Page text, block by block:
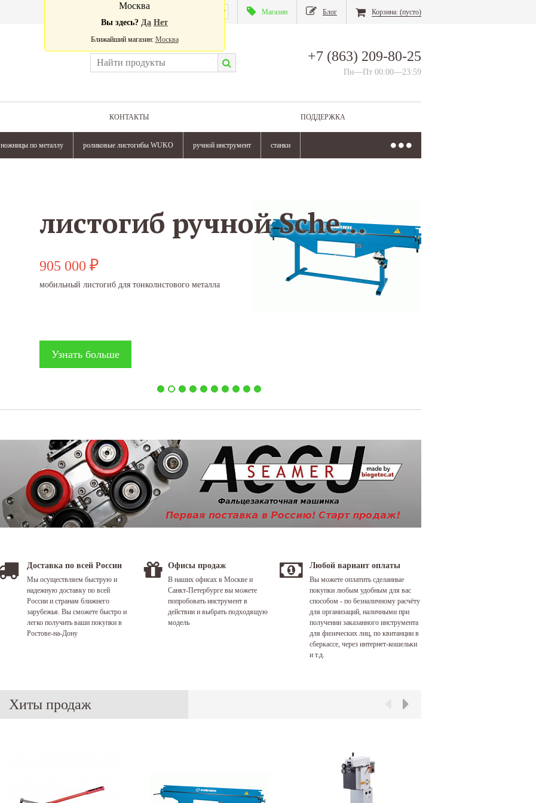
Магазин Блог Корзина: (пусто)
+7 (863) 209-80-25
Пн—Пт 00:00—23:59
КОНТАКТЫ ПОДДЕРЖКА
ножницы по металлу роликовые листогибы WUKO ручной инструмент станки
Москва
Вы здесь? Да Нет
Ближайший магазин: Москва
листогиб ручной Schechtl LBX 250
905 000 ₽
мобильный листогиб для тонколистового металла
Узнать больше
Доставка по всей России
Мы осуществляем быструю и
надежную доставку по всей
России и странам ближнего
зарубежья. Вы сможете быстро и
легко получить ваши покупки в
Ростове-на-Дону
Офисы продаж
В наших офисах в Москве и
Санкт-Петербурге вы можете
попробовать инструмент в
действии и выбрать подходящую
модель
Любой вариант оплаты
Вы можете оплатить сделанные
покупки любым удобным для вас
способом - по безналичному расчёту
для организаций, наличными при
получении заказанного инструмента
для физических лиц, по квитанции в
сберкассе, через интернет-кошельки
и т.д.
Хиты продаж